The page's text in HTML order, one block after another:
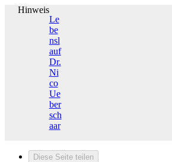
Hinweis
Le
be
nsl
auf
Dr.
Ni
co
Ue
ber
sch
aar
Diese Seite teilen